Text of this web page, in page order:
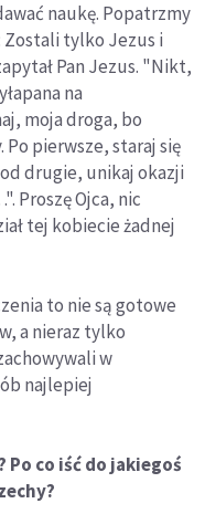
naukę. Popatrzmy
Zostali tylko Jezus i
Pan Jezus. "Nikt,
na
moja droga, bo
pierwsze, staraj się
drugie, unikaj okazji
Proszę Ojca, nic
tej kobiecie żadnej
to nie są gotowe
a nieraz tylko
w
najlepiej
Po co iść do jakiegoś